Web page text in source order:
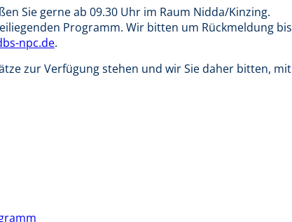
Sie gerne ab 09.30 Uhr im Raum Nidda/Kinzing.
Programm. Wir bitten um Rückmeldung bis
npc.de.
zur Verfügung stehen und wir Sie daher bitten, mit